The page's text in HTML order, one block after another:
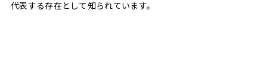
代表する存在として知られています。